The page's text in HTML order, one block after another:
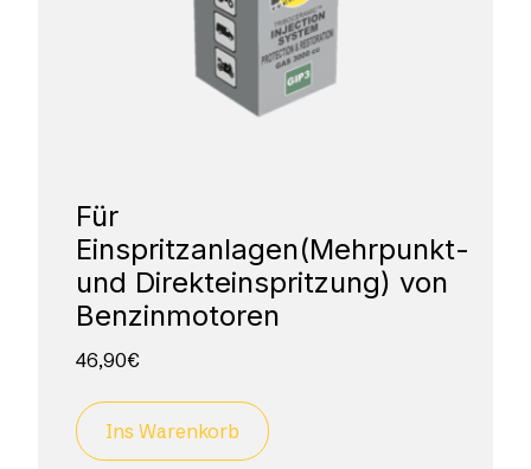
Für
Einspritzanlagen(Mehrpunkt-
und Direkteinspritzung) von
Benzinmotoren
46,90€
Ins Warenkorb